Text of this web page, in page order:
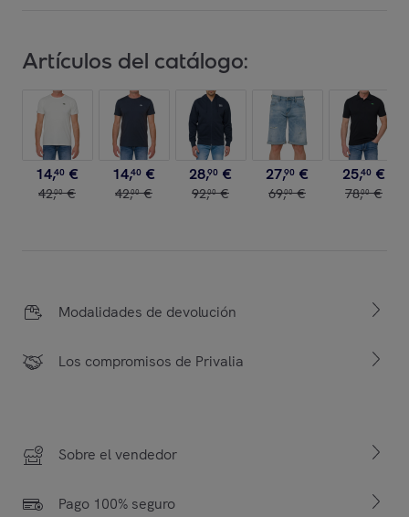
Artículos del catálogo:
14,40 €
42,00 €
14,40 €
42,00 €
28,90 €
92,00 €
27,90 €
69,00 €
25,40 €
78,00 €
Modalidades de devolución
Los compromisos de Privalia
Sobre el vendedor
Pago 100% seguro